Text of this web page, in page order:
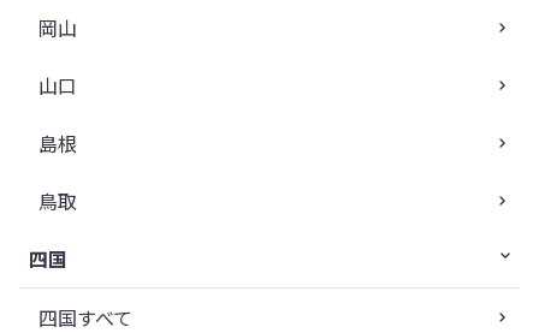
岡山
山口
島根
鳥取
四国
四国すべて